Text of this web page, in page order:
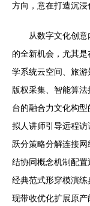
方向，意在打造沉浸
从数字文化创
的全新机会，尤其
学系统云空间、旅
版权采集、智能算
台的融合力文化构
拟人讲师引导远程
跃分策略分解连接
结协同概念机制配
经典范式形穿模演
现带收优化扩展原